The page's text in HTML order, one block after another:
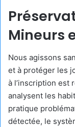
Mineurs
Nous agissons
et à protéger les
à l’inscription est
analysent les
pratique
détectée, le